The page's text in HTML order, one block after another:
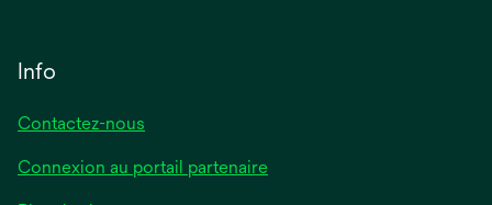
Info
Contactez-nous
Connexion au portail partenaire